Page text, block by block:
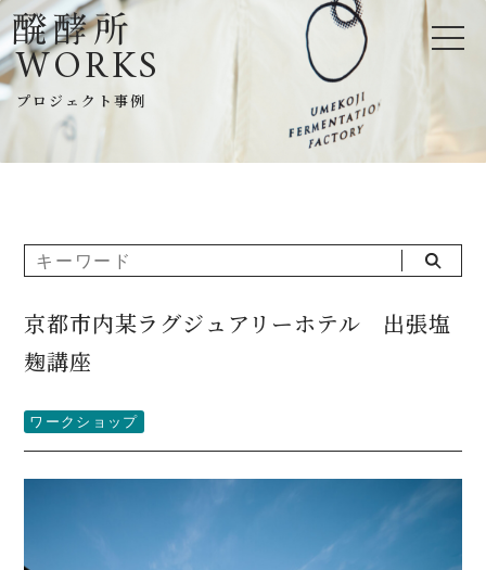
WORKS
プロジェクト事例
京都市内某ラグジュアリーホテル 出張塩
麹講座
ワークショップ